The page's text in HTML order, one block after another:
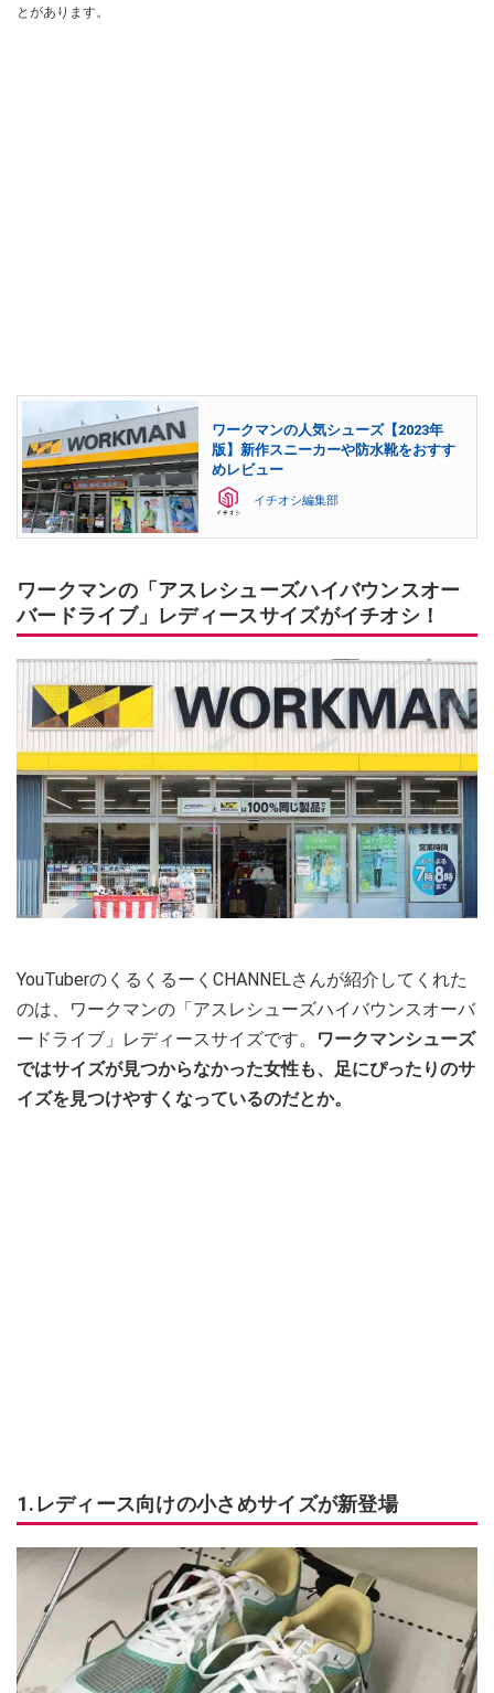
とがあります。
ワークマンの人気シューズ【2023年
版】新作スニーカーや防水靴をおすす
めレビュー
イチオシ編集部
ワークマンの「アスレシューズハイバウンスオー
バードライブ」レディースサイズがイチオシ！
YouTuberのくるくるーくCHANNELさんが紹介してくれた
のは、ワークマンの「アスレシューズハイバウンスオーバ
ードライブ」レディースサイズです。
ワークマンシューズ
ではサイズが見つからなかった女性も、足にぴったりのサ
イズを見つけやすくなっているのだとか。
1.レディース向けの小さめサイズが新登場